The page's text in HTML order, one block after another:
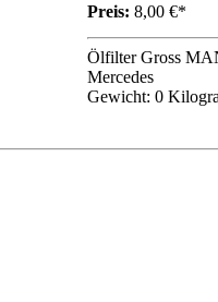
Preis: 8,00 €*
Ölfilter Gross
Mercedes
Gewicht: 0